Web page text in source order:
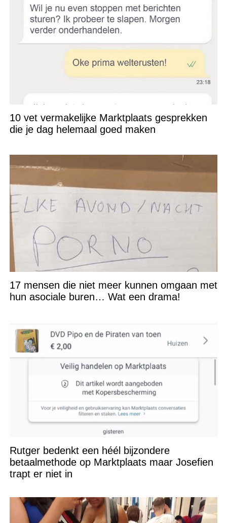
10 vet vermakelijke Marktplaats gesprekken
die je dag helemaal goed maken
17 mensen die niet meer kunnen omgaan met
hun asociale buren… Wat een drama!
Rutger bedenkt een héél bijzondere
betaalmethode op Marktplaats maar Josefien
trapt er niet in